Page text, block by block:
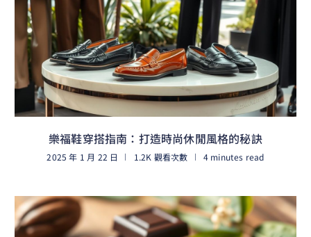
樂福鞋穿搭指南：打造時尚休閒風格的秘訣
2025 年 1 月 22 日 1.2K 觀看次數
4 minutes read